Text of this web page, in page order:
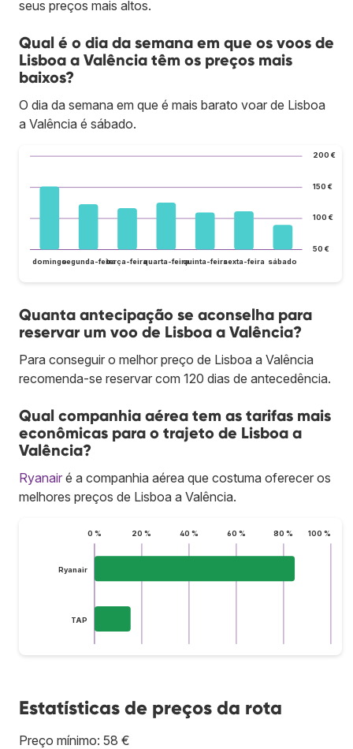
seus preços mais altos.
Qual é o dia da semana em que os voos de
Lisboa a Valência têm os preços mais
baixos?
O dia da semana em que é mais barato voar de Lisboa
a Valência é sábado.
50 €
100 €
150 €
200 €
domingosegunda-feiraterça-feiraquarta-feiraquinta-feirasexta-feira sábado
Quanta antecipação se aconselha para
reservar um voo de Lisboa a Valência?
Para conseguir o melhor preço de Lisboa a Valência
recomenda-se reservar com 120 dias de antecedência.
Qual companhia aérea tem as tarifas mais
econômicas para o trajeto de Lisboa a
Valência?
Ryanair é a companhia aérea que costuma oferecer os
melhores preços de Lisboa a Valência.
0 % 20 % 40 % 60 % 80 % 100 %
Ryanair
TAP
Estatísticas de preços da rota
Preço mínimo: 58 €